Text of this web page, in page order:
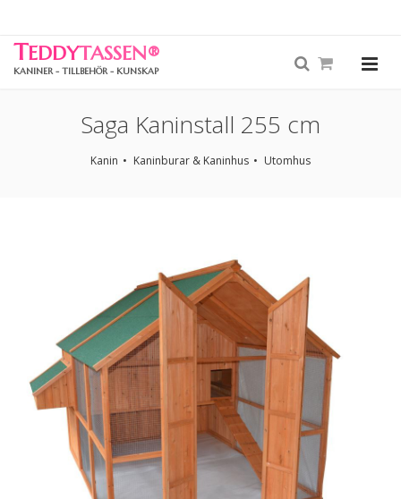
TEDDYTASSEN®
KANINER - TILLBEHÖR - KUNSKAP
Saga Kaninstall 255 cm
Kanin Kaninburar & Kaninhus Utomhus